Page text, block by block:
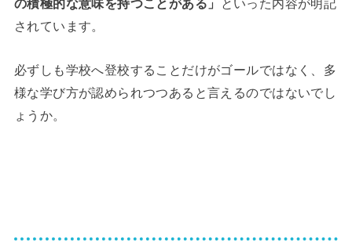
の積極的な意味を持つことがある」
といった内容が明記
されています。
必ずしも学校へ登校することだけがゴールではなく、多
様な学び方が認められつつあると言えるのではないでし
ょうか。